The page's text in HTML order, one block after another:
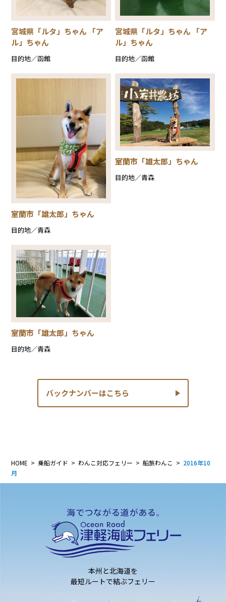
宮城県「ルタ」ちゃん 「ア
ル」ちゃん
目的地／函館
宮城県「ルタ」ちゃん 「ア
ル」ちゃん
目的地／函館
室蘭市「雄太郎」ちゃん
目的地／青森
室蘭市「雄太郎」ちゃん
目的地／青森
室蘭市「雄太郎」ちゃん
目的地／青森
バックナンバーはこちら
HOME 乗船ガイド わんこ対応フェリー 船旅わんこ
2016年10
月
本州と北海道を
最短ルートで結ぶフェリー